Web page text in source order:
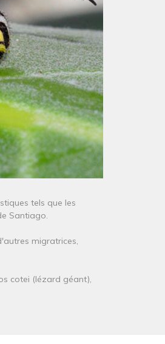
tels que les
Santiago.
migratrices,
cotei (lézard géant),